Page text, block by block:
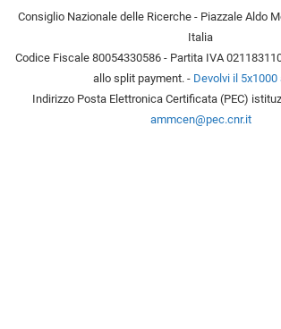
Consiglio Nazionale delle Ricerche - Piazzale Aldo
Italia
Codice Fiscale 80054330586 - Partita IVA
allo split payment. - Devolvi il 5x1000
Indirizzo Posta Elettronica Certificata (PEC)
ammcen@pec.cnr.it